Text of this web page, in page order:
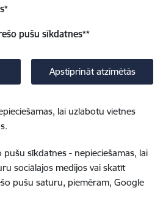
*
pušu sīkdatnes**
Apstiprināt atzīmētās
lai uzlabotu vietnes
sīkdatnes - nepieciešamas, lai
sociālajos medijos vai skatīt
pušu saturu, piemēram, Google